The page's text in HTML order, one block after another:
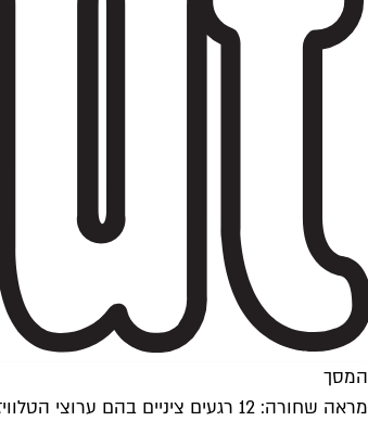
המסך
מראה שחורה: 12 רגעים ציניים בהם ערוצי הטלוויזיה איבדו בושה